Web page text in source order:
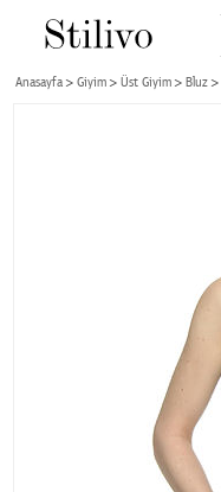
Anasayfa Giyim Üst Giyim Bluz